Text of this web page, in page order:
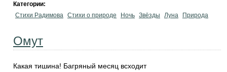
Категории:
Стихи Радимова Стихи о природе Ночь Звёзды Луна Природа
Омут
Какая тишина! Багряный месяц всходит